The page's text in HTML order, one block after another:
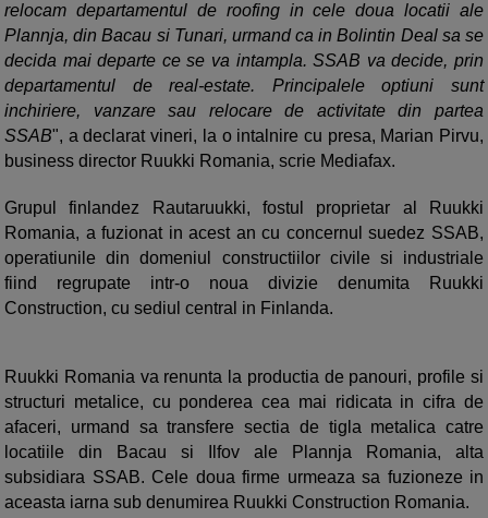
relocam departamentul de roofing in cele doua locatii ale
Plannja, din Bacau si Tunari, urmand ca in Bolintin Deal sa se
decida mai departe ce se va intampla. SSAB va decide, prin
departamentul de real-estate. Principalele optiuni sunt
inchiriere, vanzare sau relocare de activitate din partea
SSAB", a declarat vineri, la o intalnire cu presa, Marian Pirvu,
business director Ruukki Romania, scrie Mediafax.
Grupul finlandez Rautaruukki, fostul proprietar al Ruukki
Romania, a fuzionat in acest an cu con­cernul suedez SSAB,
ope­ratiunile din do­meniul constructiilor civile si indus­triale
fiind re­gru­pate intr-o noua divizie denumita Ruukki
Construction, cu sediul central in Finlanda.
Ruukki Romania va renunta la productia de panouri, profile si
structuri metalice, cu ponderea cea mai ridicata in cifra de
afaceri, urmand sa transfere sectia de tigla metalica catre
locatiile din Bacau si Ilfov ale Plannja Romania, alta
subsidiara SSAB. Cele doua firme urmeaza sa fuzioneze in
aceasta iarna sub denumirea Ruukki Construction Romania.